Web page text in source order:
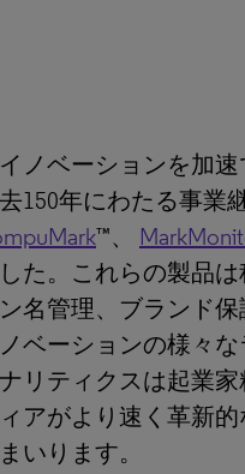
ノベーションを加
年にわたる事業
™、
た。これらの製品
名管理、ブランド
ベーションの様々
リティクスは起業
アがより速く革新
いります。